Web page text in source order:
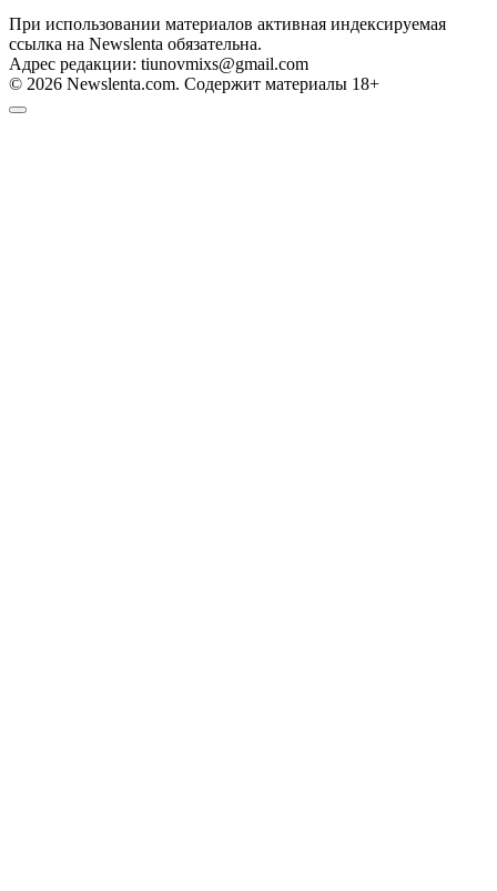
При использовании материалов активная индексируемая
ссылка на Newslenta обязательна.
Адрес редакции: tiunovmixs@gmail.com
© 2026 Newslenta.com. Содержит материалы 18+